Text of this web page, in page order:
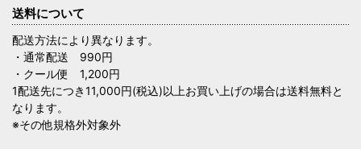
送料について
配送方法により異なります。
・通常配送 990円
・クール便 1,200円
1配送先につき11,000円(税込)以上お買い上げの場合は送料無料と
なります。
※その他規格外対象外